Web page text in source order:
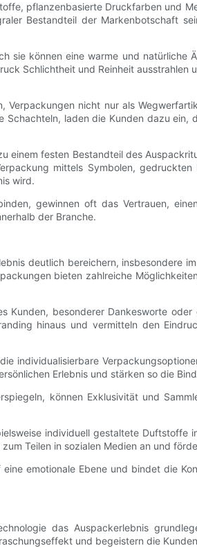
pflanzenbasierte Druckfarben und
Bestandteil der Markenbotschaft
sie können eine warme und
Schlichtheit und Reinheit
nicht nur als
laden die Kunden dazu
festen Bestandteil des
mittels Symbolen,
wird.
gewinnen oft das Vertrauen,
der Branche.
deutlich bereichern, insbesondere
bieten zahlreiche
besonderer Dankesworte
hinaus und vermitteln den
individualisierbare
Erlebnis und stärken so die
können Exklusivität und
individuell gestaltete Duftstoffe
Teilen in sozialen Medien an und
emotionale Ebene und bindet die
das Auspackerlebnis
und begeistern die